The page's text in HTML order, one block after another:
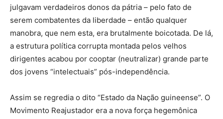
julgavam verdadeiros donos da pátria – pelo fato de
serem combatentes da liberdade – então qualquer
manobra, que nem esta, era brutalmente boicotada. De lá,
a estrutura política corrupta montada pelos velhos
dirigentes acabou por cooptar (neutralizar) grande parte
dos jovens “intelectuais” pós-independência.
Assim se regredia o dito “Estado da Nação guineense”. O
Movimento Reajustador era a nova força hegemônica